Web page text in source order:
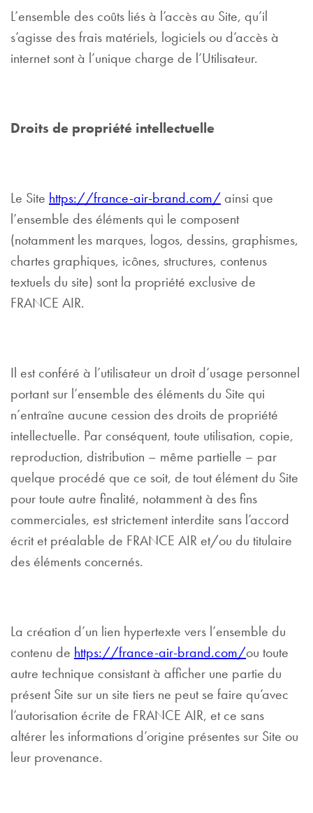
L’ensemble des coûts liés à l’accès au Site, qu’il
s’agisse des frais matériels, logiciels ou d’accès à
internet sont à l’unique charge de l’Utilisateur.
Droits de propriété intellectuelle
Le Site https://france-air-brand.com/ ainsi que
l’ensemble des éléments qui le composent
(notamment les marques, logos, dessins, graphismes,
chartes graphiques, icônes, structures, contenus
textuels du site) sont la propriété exclusive de
FRANCE AIR.
Il est conféré à l’utilisateur un droit d’usage personnel
portant sur l’ensemble des éléments du Site qui
n’entraîne aucune cession des droits de propriété
intellectuelle. Par conséquent, toute utilisation, copie,
reproduction, distribution – même partielle – par
quelque procédé que ce soit, de tout élément du Site
pour toute autre finalité, notamment à des fins
commerciales, est strictement interdite sans l’accord
écrit et préalable de FRANCE AIR et/ou du titulaire
des éléments concernés.
La création d’un lien hypertexte vers l’ensemble du
contenu de https://france-air-brand.com/ou toute
autre technique consistant à afficher une partie du
présent Site sur un site tiers ne peut se faire qu’avec
l’autorisation écrite de FRANCE AIR, et ce sans
altérer les informations d’origine présentes sur Site ou
leur provenance.